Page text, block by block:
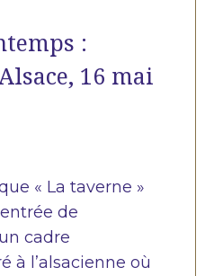
:
16 mai
« La taverne »
de
cadre
à l’alsacienne où